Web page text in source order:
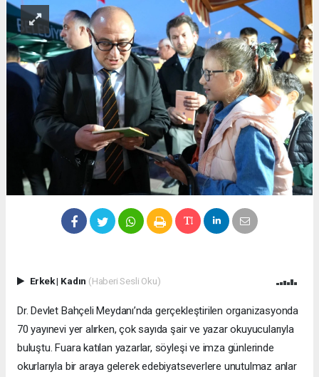
Erkek| Kadın (Haberi Sesli Oku)
Dr. Devlet Bahçeli Meydanı’nda gerçekleştirilen organizasyonda
70 yayınevi yer alırken, çok sayıda şair ve yazar okuyucularıyla
buluştu. Fuara katılan yazarlar, söyleşi ve imza günlerinde
okurlarıyla bir araya gelerek edebiyatseverlere unutulmaz anlar